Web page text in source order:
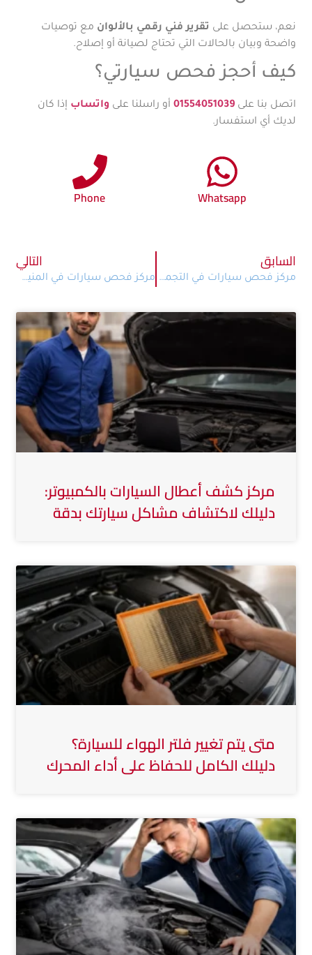
مركز كشف أعطال السيارات بالكمبيوتر:
دليلك لاكتشاف مشاكل سيارتك بدقة
متى يتم تغيير فلتر الهواء للسيارة؟
دليلك الكامل للحفاظ على أداء المحرك
نعم، ستحصل على تقرير فني رقمي بالألوان مع توصيات
واضحة وبيان بالحالات التي تحتاج لصيانة أو إصلاح.
كيف أحجز فحص سيارتي؟
اتصل بنا على01554051039 أو راسلنا على واتساب إذا كان
لديك أي استفسار.
Phone Whatsapp
السابق
مركز فحص سيارات في التجمع الثالث: فحص ميداني احترافي مع كارنا CarNa
التالي
مركز فحص سيارات في المنيل – فحص احترافي شامل في موقع السيارة